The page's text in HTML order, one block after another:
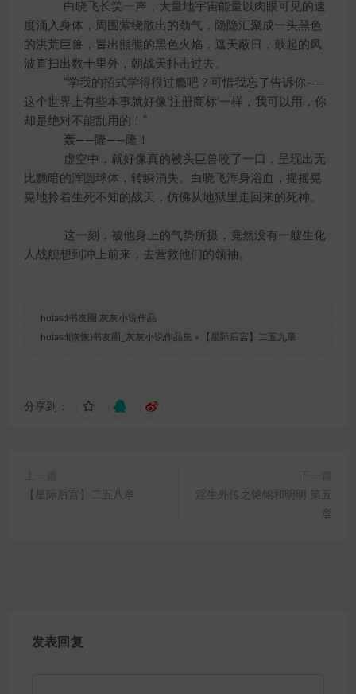
白晓飞长笑一声，大量地宇宙能量以肉眼可见的速
度涌入身体，周围萦绕散出的劲气，隐隐汇聚成一头黑色
的洪荒巨兽，冒出熊熊的黑色火焰，遮天蔽日，鼓起的风
波直扫出数十里外，朝战天扑击过去。
“学我的招式学得很过瘾吧？可惜我忘了告诉你——
这个世界上有些本事就好像‘注册商标’一样，我可以用，你
却是绝对不能乱用的！”
轰——隆——隆！
虚空中，就好像真的被头巨兽咬了一口，呈现出无
比黝暗的浑圆球体，转瞬消失。白晓飞浑身浴血，摇摇晃
晃地拎着生死不知的战天，仿佛从地狱里走回来的死神。
这一刻，被他身上的气势所摄，竟然没有一艘生化
人战舰想到冲上前来，去营救他们的领袖。
huiasd书友圈 灰灰小说作品
huiasd(恢恢)书友圈_灰灰小说作品集 » 【星际后宫】二五九章
分享到：
【星际后宫】二五八章
淫生外传之铭铭和明明 第五
章
发表回复